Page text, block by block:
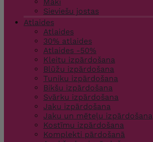
Maki
Sieviešu jostas
Atlaides
Atlaides
30% atlaides
Atlaides -50%
Kleitu izpārdošana
Blūžu izpārdošana
Tuniku izpārdošana
Bikšu izpārdošana
Svārku izpārdošana
Jaku izpārdošana
Jaku un mēteļu izpārdošana
Kostīmu izpārdošana
Komplekti pārdošanā